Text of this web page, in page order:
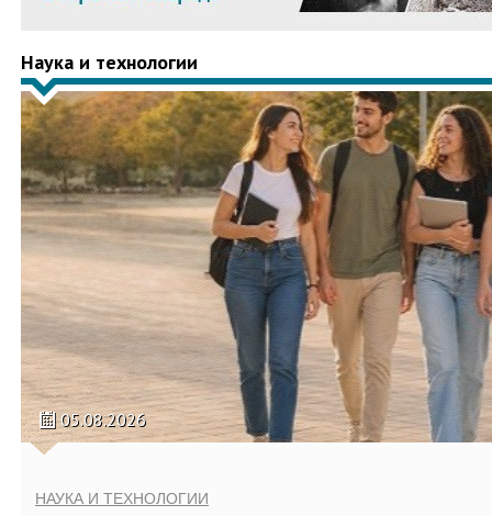
Наука и технологии
05.08.2026
НАУКА И ТЕХНОЛОГИИ